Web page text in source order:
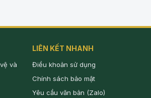
và
LIÊN KẾT NHANH
Điều khoản sử dụng
Chính sách bảo mật
Yêu cầu văn bản (Zalo)